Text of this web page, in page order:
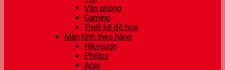
Văn phòng
Gaming
Thiết kế đồ hoạ
Màn hình theo hãng
Hikvision
Philips
Acer